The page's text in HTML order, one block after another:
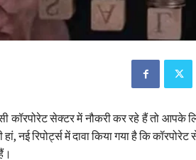
कॉरपोरेट सेक्टर में नौकरी कर रहे हैं तो
हां, नई रिपोर्ट्स में दावा किया गया है कि